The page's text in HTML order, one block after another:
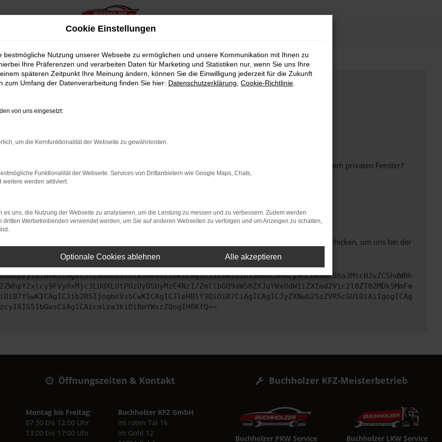
bestimmter Seiten verhindern. Funktioniert die Seite in einem anderen Browser oder in einem privaten Fenster?
beheben.
auf dem neuesten Stand sind.
kann auch dazu führen, dass bestimmte Funktionen nicht mehr unterstützt werden.
uns bitte. Wir werden versuchen, das Problem zu beheben. Du kannst uns diesen Text schicken, um uns bei der
ZmllbGQ9aW50ZXJuYWxOdW1iZXImd2Vic2l0ZT02MDk5MmFm
Öffnungszeiten & Kontakt
Montag bis Freitag:
07:30 bis 12:00 Uhr
13:00 bis 17:00 Uhr
Buchholzer KFZ GmbH
Im roten Tal 16
Im Gohl 12
Buchholzer KFZ-Meisterbetrieb
Buchholzer PKW Service Buchholzer LKW Service
Cookie Einstellungen
bestmögliche Nutzung unserer Webseite zu ermöglichen und unsere Kommunikation mit Ihnen zu
Ihre Präferenzen und verarbeiten Daten für Marketing und Statistiken nur, wenn Sie uns Ihre
späteren Zeitpunkt Ihre Meinung ändern, können Sie die Einwilligung jederzeit für die Zukunft
zum Umfang der Datenverarbeitung finden Sie hier: Datenschutzerklärung Cookie-Richtlinie
von uns eingesetzt:
um die Kernfunktionalität der Webseite zu gewährleisten.
Funktionalität der Webseite. Services von Drittanbietern wie Google Maps, Chats,
weitere werden aktiviert.
es uns, die Nutzung der Webseite zu analysieren, um die Leistung zu messen und zu verbessern. Zudem werden
dritten Werbetreibenden verwendet werden, um Sie auf anderen Webseiten zu verfolgen und um Anzeigen zu schalten,
Optionale Cookies ablehnen Alle akzeptieren